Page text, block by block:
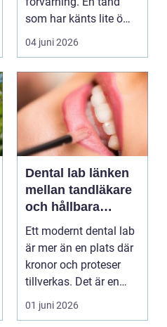
som har känts lite öm
kan plötsligt göra så
on...
04 juni 2026
Dental lab länken
mellan tandläkare
och hållbara
leenden
Ett modernt dental lab
är mer än en plats där
kronor och proteser
tillverkas. Det är en
teknisk och ...
01 juni 2026